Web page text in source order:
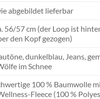
abgebildet lieferbar
56/57 cm (der Loop ist
den Kopf gezogen)
dunkelblau, Jeans,
im Schnee
100 % Baumwolle
Fleece (100 %